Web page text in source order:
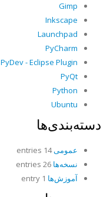
Gimp
Inkscape
Launchpad
PyCharm
PyDev - Eclipse Plugin
PyQt
Python
Ubuntu
دسته‌بندی‌ها
عمومی14 entries
نسخه‌ها
آموزش‌ها